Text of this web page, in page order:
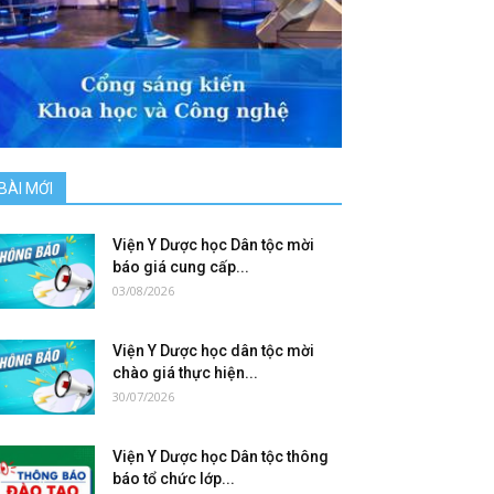
MỚI
Viện Y Dược học Dân tộc mời
báo giá cung cấp...
03/08/2026
Viện Y Dược học dân tộc mời
chào giá thực hiện...
30/07/2026
Viện Y Dược học Dân tộc thông
báo tổ chức lớp...